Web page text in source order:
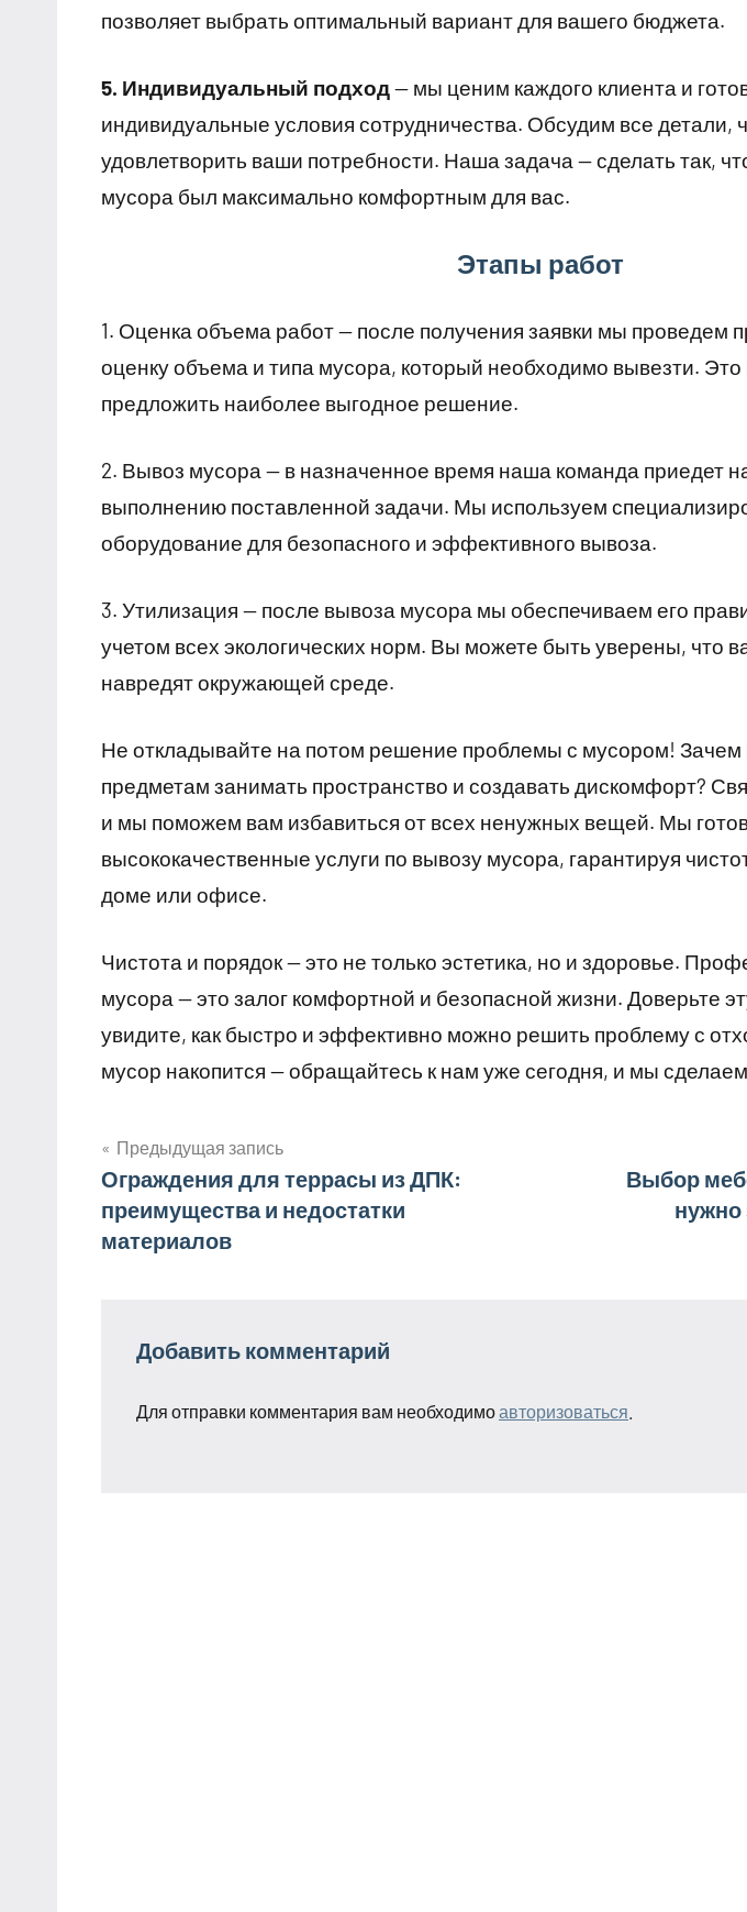
позволяет выбрать оптимальный вариант для вашего бюджета.
5. Индивидуальный подход— мы ценим каждого клиента и
индивидуальные условия сотрудничества. Обсудим все детали,
удовлетворить ваши потребности. Наша задача — сделать так,
мусора был максимально комфортным для вас.
Этапы работ
1. Оценка объема работ — после получения заявки мы проведем
оценку объема и типа мусора, который необходимо вывезти. Это
предложить наиболее выгодное решение.
2. Вывоз мусора — в назначенное время наша команда приедет
выполнению поставленной задачи. Мы используем
оборудование для безопасного и эффективного вывоза.
3. Утилизация — после вывоза мусора мы обеспечиваем его
учетом всех экологических норм. Вы можете быть уверены, что
навредят окружающей среде.
Не откладывайте на потом решение проблемы с мусором!
предметам занимать пространство и создавать дискомфорт?
и мы поможем вам избавиться от всех ненужных вещей. Мы
высококачественные услуги по вывозу мусора, гарантируя
доме или офисе.
Чистота и порядок — это не только эстетика, но и здоровье.
мусора — это залог комфортной и безопасной жизни. Доверьте
увидите, как быстро и эффективно можно решить проблему с
мусор накопится — обращайтесь к нам уже сегодня, и мы
Навигация
по
Предыдущая запись
Ограждения для террасы из ДПК:
преимущества и недостатки
материалов
Выбор
нужно
Добавить комментарий
Для отправки комментария вам необходимоавторизоваться